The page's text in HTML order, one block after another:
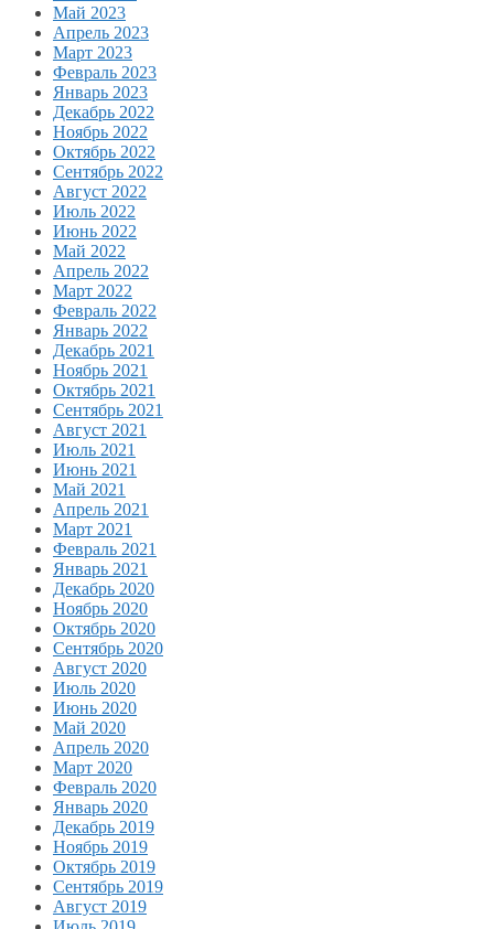
Май 2023
Апрель 2023
Март 2023
Февраль 2023
Январь 2023
Декабрь 2022
Ноябрь 2022
Октябрь 2022
Сентябрь 2022
Август 2022
Июль 2022
Июнь 2022
Май 2022
Апрель 2022
Март 2022
Февраль 2022
Январь 2022
Декабрь 2021
Ноябрь 2021
Октябрь 2021
Сентябрь 2021
Август 2021
Июль 2021
Июнь 2021
Май 2021
Апрель 2021
Март 2021
Февраль 2021
Январь 2021
Декабрь 2020
Ноябрь 2020
Октябрь 2020
Сентябрь 2020
Август 2020
Июль 2020
Июнь 2020
Май 2020
Апрель 2020
Март 2020
Февраль 2020
Январь 2020
Декабрь 2019
Ноябрь 2019
Октябрь 2019
Сентябрь 2019
Август 2019